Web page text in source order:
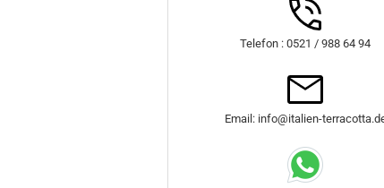
Telefon : 0521 / 988 64 94
Email: info@italien-